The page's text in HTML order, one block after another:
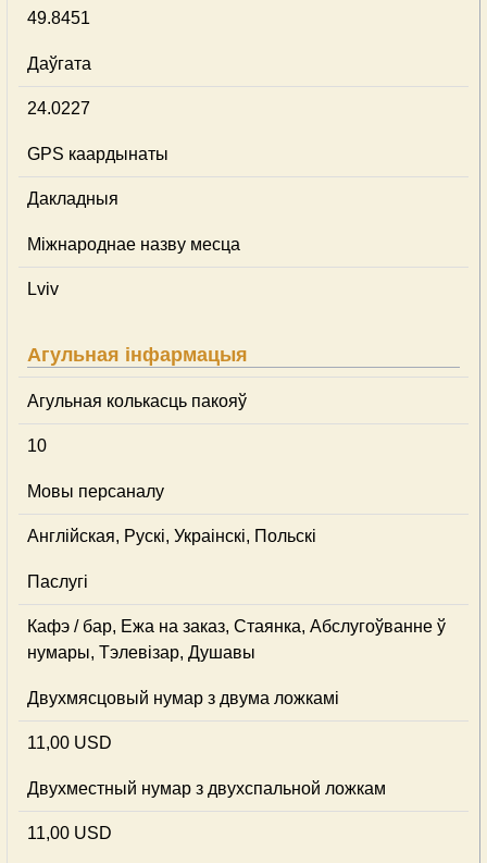
49.8451
Даўгата
24.0227
GPS каардынаты
Дакладныя
Міжнароднае назву месца
Lviv
Агульная інфармацыя
Агульная колькасць пакояў
10
Мовы персаналу
Англійская, Рускі, Украінскі, Польскі
Паслугі
Кафэ / бар, Ежа на заказ, Стаянка, Абслугоўванне ў
нумары, Тэлевізар, Душавы
Двухмясцовый нумар з двума ложкамі
11,00 USD
Двухместный нумар з двухспальной ложкам
11,00 USD